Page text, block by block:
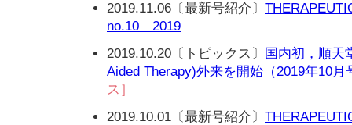
2019.11.06〔最新号紹介〕
no.10 2019
2019.10.20〔トピックス〕
国内初，順天
Aided Therapy)外来を開始（2019年10月
ス］
2019.10.01〔最新号紹介〕